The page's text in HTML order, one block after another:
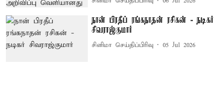
நான் பிரதீப் ரங்கநாதன் ரசிகன் - நடிகர்
சிவராஜ்குமார்
சினிமா செய்திப்பிரிவு 05 Jul 2026